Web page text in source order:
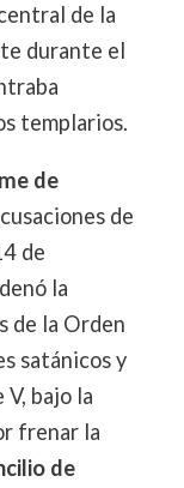
de la
durante el
templarios.
de
de
de
la
de la Orden
satánicos y
bajo la
frenar la
de